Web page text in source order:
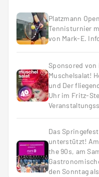
Platzmann
Tennisturnier
von Mark-E.
Sponsored von
Muschelsalat!
und Der
Uhr im Fritz-
Das
unterstützt!
the 90s, am
den Sonntag